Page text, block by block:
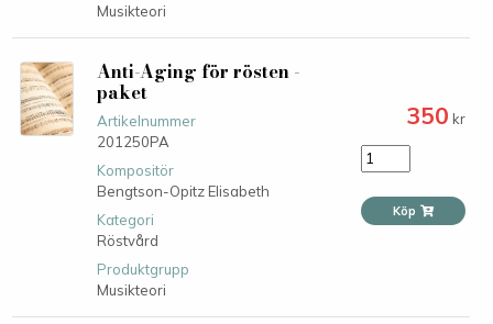
Musikteori
Anti-Aging för rösten -
paket
Artikelnummer
201250PA
Kompositör
Bengtson-Opitz Elisabeth
Kategori
Röstvård
Produktgrupp
Musikteori
350 kr
Köp